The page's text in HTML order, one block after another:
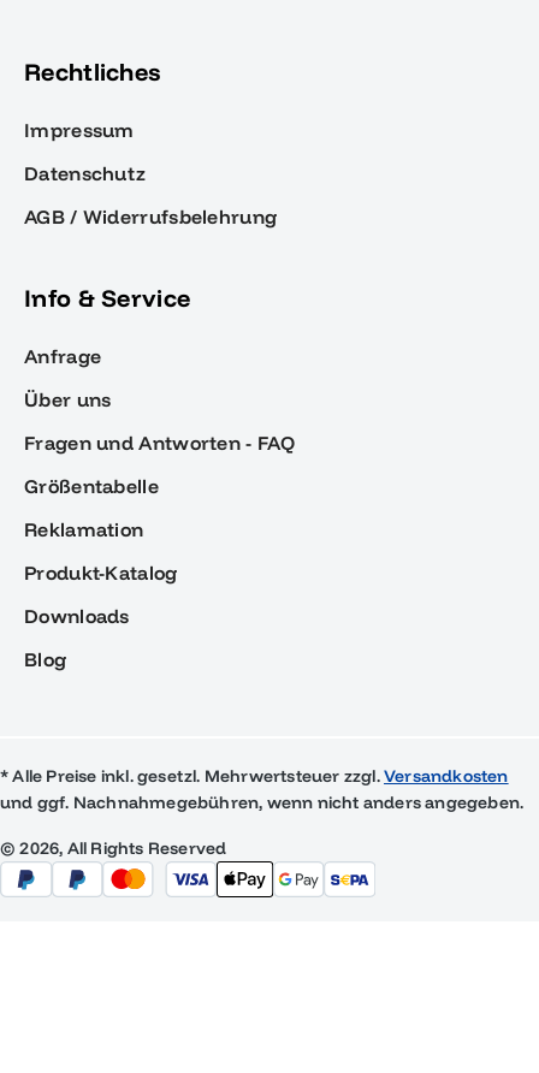
Rechtliches
Impressum
Datenschutz
AGB / Widerrufsbelehrung
Info & Service
Anfrage
Über uns
Fragen und Antworten - FAQ
Größentabelle
Reklamation
Produkt-Katalog
Downloads
Blog
* Alle Preise inkl. gesetzl. Mehrwertsteuer zzgl.Versandkosten
und ggf. Nachnahmegebühren, wenn nicht anders angegeben.
© 2026, All Rights Reserved